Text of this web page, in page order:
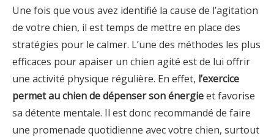
Une fois que vous avez identifié la cause de l’agitation
de votre chien, il est temps de mettre en place des
stratégies pour le calmer. L’une des méthodes les plus
efficaces pour apaiser un chien agité est de lui offrir
une activité physique régulière. En effet, l’exercice
permet au chien de dépenser son énergieet favorise
sa détente mentale. Il est donc recommandé de faire
une promenade quotidienne avec votre chien, surtout